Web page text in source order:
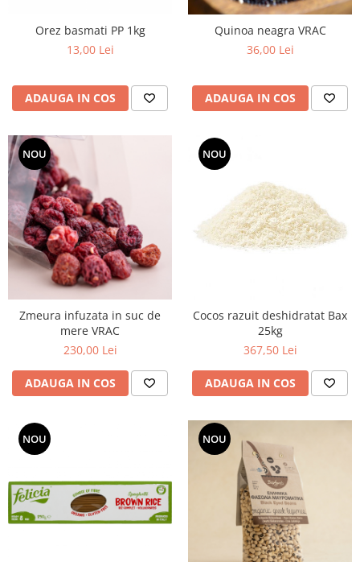
Orez basmati PP 1kg
13,00 Lei
ADAUGA IN COS
Quinoa neagra VRAC
36,00 Lei
ADAUGA IN COS
NOU
Zmeura infuzata in suc de
mere VRAC
230,00 Lei
ADAUGA IN COS
NOU
Cocos razuit deshidratat Bax
25kg
367,50 Lei
ADAUGA IN COS
NOU NOU